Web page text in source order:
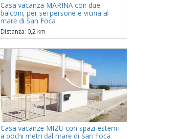
Casa vacanza MARINA con due
balconi, per sei persone e vicina al
mare di San Foca
Distanza: 0,2 km
Casa vacanze MIZU con spazi esterni
a pochi metri dal mare di San Foca